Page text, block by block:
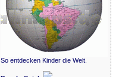
So entdecken Kinder die Welt.